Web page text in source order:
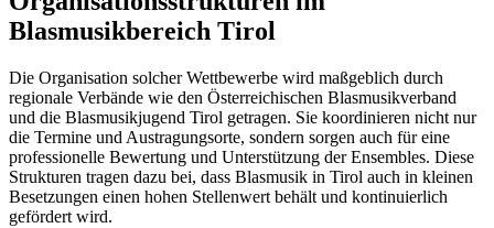
Blasmusikbereich Tirol
Die Organisation solcher Wettbewerbe wird maßgeblich durch
regionale Verbände wie den Österreichischen Blasmusikverband
und die Blasmusikjugend Tirol getragen. Sie koordinieren nicht nur
die Termine und Austragungsorte, sondern sorgen auch für eine
professionelle Bewertung und Unterstützung der Ensembles. Diese
Strukturen tragen dazu bei, dass Blasmusik in Tirol auch in kleinen
Besetzungen einen hohen Stellenwert behält und kontinuierlich
gefördert wird.